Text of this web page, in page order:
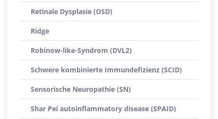
Retinale Dysplasie (OSD)
Ridge
Robinow-like-Syndrom (DVL2)
Schwere kombinierte Immundefizienz (SCID)
Sensorische Neuropathie (SN)
Shar Pei autoinflammatory disease (SPAID)